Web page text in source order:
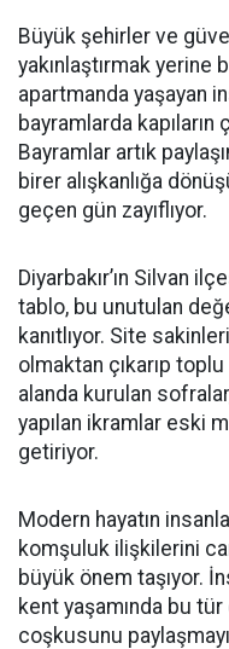
Büyük şehirler ve
yakınlaştırmak yerine
apartmanda yaşayan
bayramlarda kapıların
Bayramlar artık
birer alışkanlığa
geçen gün zayıflıyor.
Diyarbakır’ın Silvan
tablo, bu unutulan
kanıtlıyor. Site
olmaktan çıkarıp
alanda kurulan
yapılan ikramlar eski
getiriyor.
Modern hayatın
komşuluk ilişkilerini
büyük önem taşıyor.
kent yaşamında bu
coşkusunu